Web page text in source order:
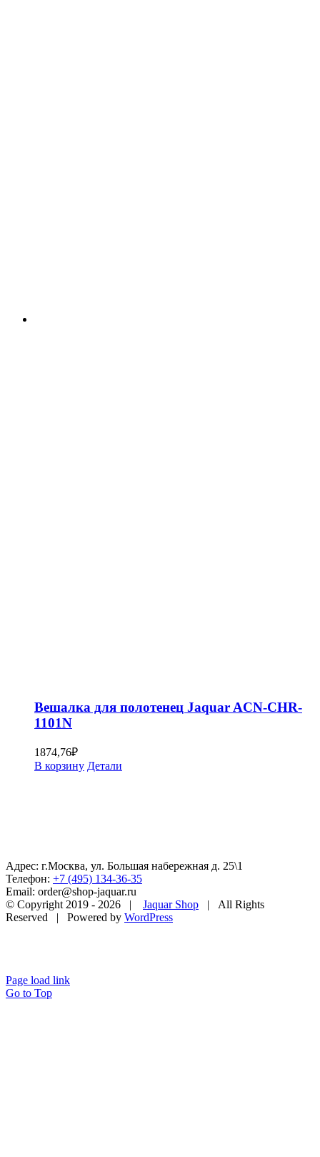
Вешалка для полотенец Jaquar ACN-CHR-
1101N
1874,76₽
В корзину Детали
Адрес: г.Москва, ул. Большая набережная д. 25\1
Телефон: +7 (495) 134-36-35
Email: order@shop-jaquar.ru
© Copyright 2019 - 2026 | Jaquar Shop | All Rights
Reserved | Powered by WordPress
Page load link
Go to Top